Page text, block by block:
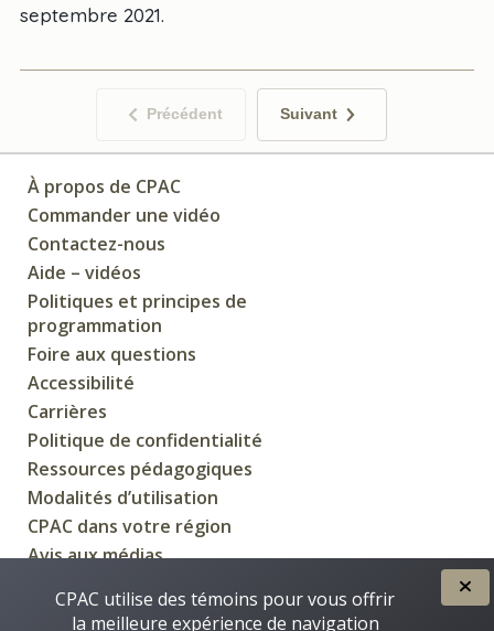
septembre 2021.
Précédent Suivant
À propos de CPAC
Commander une vidéo
Contactez-nous
Aide – vidéos
Politiques et principes de
programmation
Foire aux questions
Accessibilité
Carrières
Politique de confidentialité
Ressources pédagogiques
Modalités d’utilisation
CPAC dans votre région
Avis aux médias
CPAC utilise des témoins pour vous offrir
la meilleure expérience de navigation